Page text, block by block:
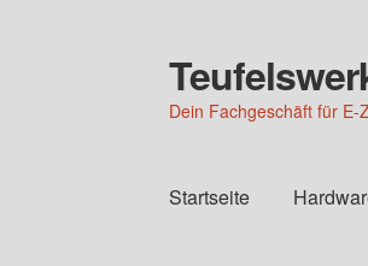
Zur
Navigation
springen
Zum
Inhalt
springen
Dein Fachgeschäft für
Startseite